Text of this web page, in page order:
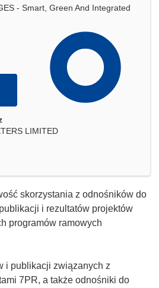
- Smart, Green And Integrated
LIMITED
skorzystania z odnośników do
i rezultatów projektów
programów ramowych
i publikacji związanych z
7PR, a także odnośniki do